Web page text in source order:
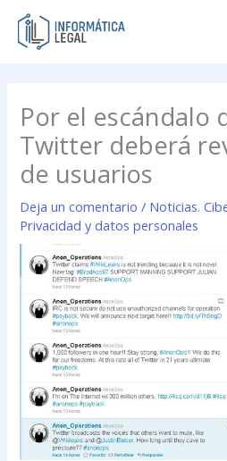
contenido
Por el escándalo
Twitter deberá
de usuarios
Deja un comentario / Noticias.
Privacidad y datos personales